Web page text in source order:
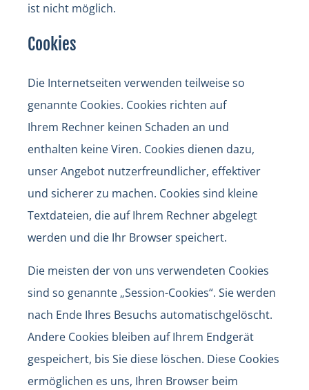
ist nicht möglich.
Cookies
Die Internetseiten verwenden teilweise so
genannte Cookies. Cookies richten auf
Ihrem Rechner keinen Schaden an und
enthalten keine Viren. Cookies dienen dazu,
unser Angebot nutzerfreundlicher, effektiver
und sicherer zu machen. Cookies sind kleine
Textdateien, die auf Ihrem Rechner abgelegt
werden und die Ihr Browser speichert.
Die meisten der von uns verwendeten Cookies
sind so genannte „Session-Cookies“. Sie werden
nach Ende Ihres Besuchs automatischgelöscht.
Andere Cookies bleiben auf Ihrem Endgerät
gespeichert, bis Sie diese löschen. Diese Cookies
ermöglichen es uns, Ihren Browser beim